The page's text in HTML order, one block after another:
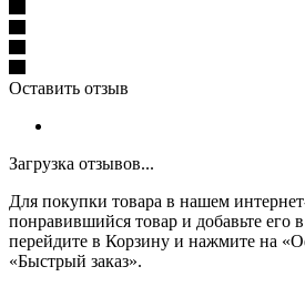
Оставить отзыв
Загрузка отзывов...
Для покупки товара в нашем
понравившийся товар и добавьте его
перейдите в Корзину и нажмите на
«Быстрый заказ».